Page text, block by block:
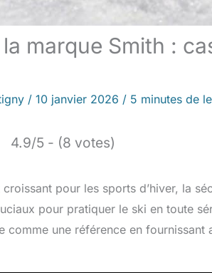
marque Smith :
/ 10 janvier 2026 / 5 minutes de
4.9/5 - (8 votes)
croissant pour les sports d’hiver, la
pour pratiquer le ski en toute
comme une référence en